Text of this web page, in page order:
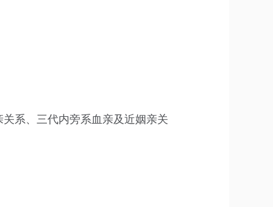
系、三代内旁系血亲及近姻亲关